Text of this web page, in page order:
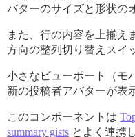
バターのサイズと形状の
また、行の内容を上揃え
方向の整列切り替えスイ
小さなビューポート（モ
新の投稿者アバターが表
このコンポーネントは
summary gists とよく連携